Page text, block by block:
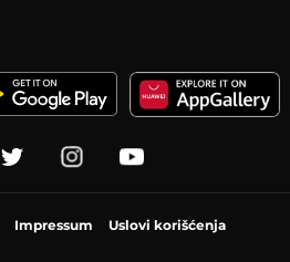
Impressum Uslovi korišćenja